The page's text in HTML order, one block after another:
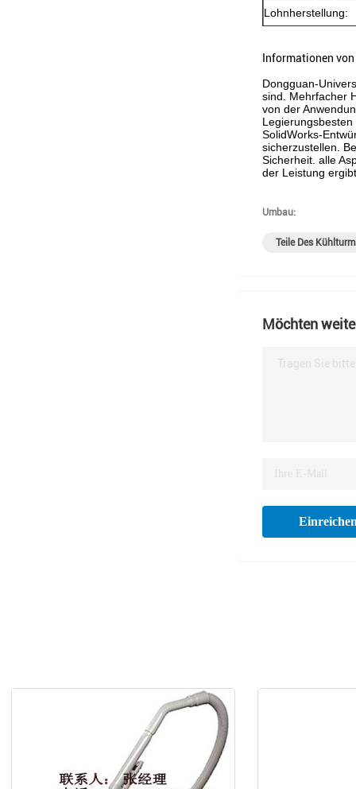
Lohnherstellung:
Informationen
Dongguan-
sind. Mehrfacher
von der
SolidWorks-
sicherzustellen.
Sicherheit. alle
der Leistung
Umbau:
Teile Des
Möchten
Tragen Sie